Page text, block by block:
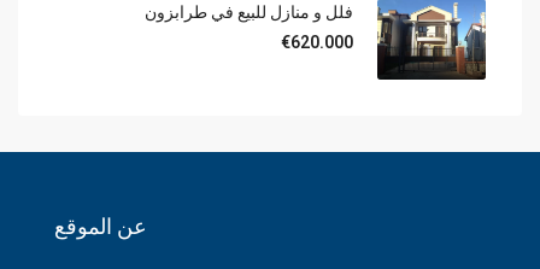
فلل و منازل للبيع في طرابزون
€620.000
عن الموقع